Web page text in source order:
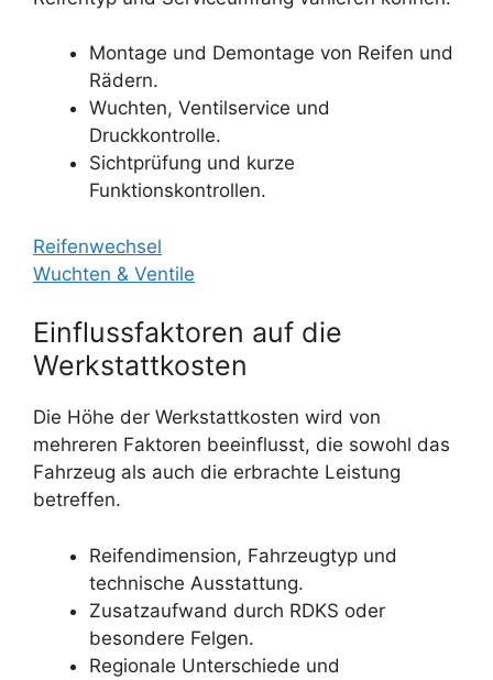
Montage und Demontage von Reifen und
Rädern.
Wuchten, Ventilservice und
Druckkontrolle.
Sichtprüfung und kurze
Funktionskontrollen.
Reifenwechsel
Wuchten & Ventile
Einflussfaktoren auf die
Werkstattkosten
Die Höhe der Werkstattkosten wird von
mehreren Faktoren beeinflusst, die sowohl das
Fahrzeug als auch die erbrachte Leistung
betreffen.
Reifendimension, Fahrzeugtyp und
technische Ausstattung.
Zusatzaufwand durch RDKS oder
besondere Felgen.
Regionale Unterschiede und